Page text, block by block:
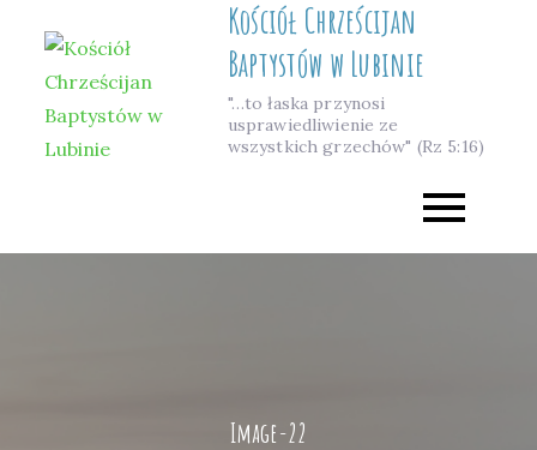
content
Kościół Chrześcijan
Baptystów w Lubinie
"…to łaska przynosi
usprawiedliwienie ze
wszystkich grzechów" (Rz 5:16)
Image-22